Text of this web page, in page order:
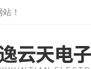
站 ！